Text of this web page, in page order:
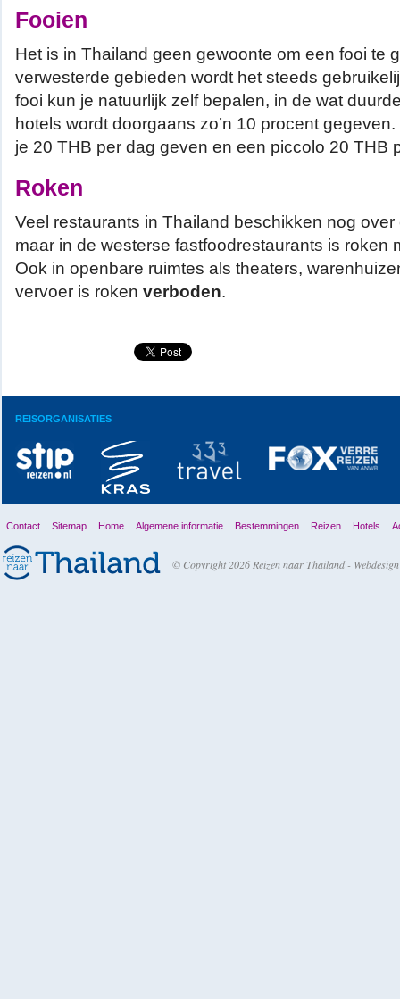
Fooien
Het is in Thailand geen gewoonte om een fooi te
verwesterde gebieden wordt het steeds
fooi kun je natuurlijk zelf bepalen, in de wat
hotels wordt doorgaans zo’n 10 procent
je 20 THB per dag geven en een piccolo 20 THB
Roken
Veel restaurants in Thailand beschikken nog
maar in de westerse fastfoodrestaurants is roken
Ook in openbare ruimtes als theaters,
vervoer is roken verboden.
REISORGANISATIES
Contact Sitemap Home Algemene informatie Bestemmingen Reizen Hotels
© Copyright 2026 Reizen naar Thailand - Webdesign